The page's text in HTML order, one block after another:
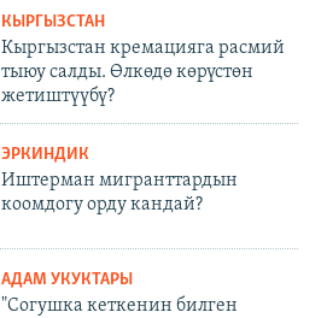
КЫРГЫЗСТАН
Кыргызстан кремацияга расмий
тыюу салды. Өлкөдө көрүстөн
жетиштүүбү?
ЭРКИНДИК
Иштерман мигранттардын
коомдогу орду кандай?
АДАМ УКУКТАРЫ
"Согушка кеткенин билген